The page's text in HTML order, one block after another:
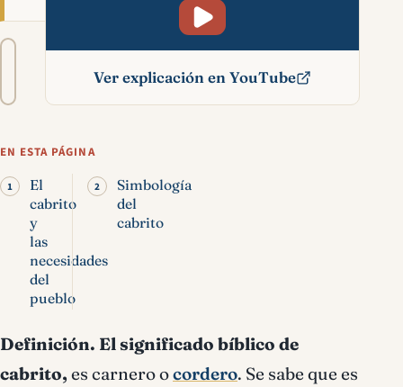
Tamaño
A− A+
Ver explicación en YouTube
EN ESTA PÁGINA
El
cabrito
y
las
necesidades
del
pueblo
Simbología
del
cabrito
Definición. El significado bíblico de
cabrito, es carnero ocordero. Se sabe que es